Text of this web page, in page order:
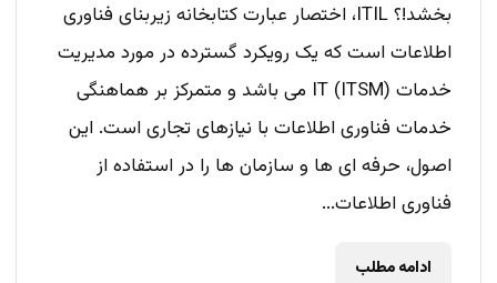
بخشد!؟ ITIL، اختصار عبارت کتابخانه زیربنای فناوری
اطلاعات است که یک رویکرد گسترده در مورد مدیریت
خدمات IT (ITSM) می باشد و متمرکز بر هماهنگی
خدمات فناوری اطلاعات با نیازهای تجاری است. این
اصول، حرفه ای ها و سازمان ها را در استفاده از
فناوری اطلاعات...
ادامه مطلب